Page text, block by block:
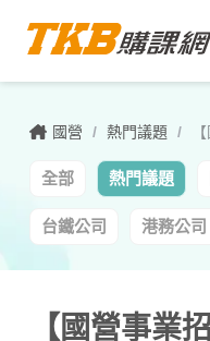
國營 / 熱門議題 /
全部 熱門議題
台鐵公司 港務公司
【國營事業